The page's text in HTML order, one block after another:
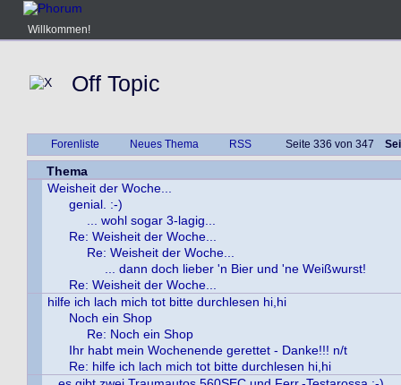
Willkommen!
Off Topic
Seite 336 von 347
Forenliste Neues Thema RSS
Thema
Weisheit der Woche...
genial. :-)
... wohl sogar 3-lagig...
Re: Weisheit der Woche...
Re: Weisheit der Woche...
... dann doch lieber 'n Bier und 'ne Weißwurst!
Re: Weisheit der Woche...
hilfe ich lach mich tot bitte durchlesen hi,hi
Noch ein Shop
Re: Noch ein Shop
Ihr habt mein Wochenende gerettet - Danke!!! n/t
Re: hilfe ich lach mich tot bitte durchlesen hi,hi